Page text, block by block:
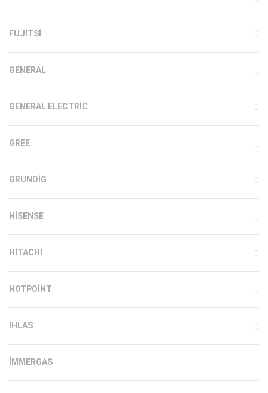
FUJITSI
GENERAL
GENERAL ELECTRIC
GREE
GRUNDIG
HISENSE
HITACHI
HOTPOINT
IHLAS
İMMERGAS